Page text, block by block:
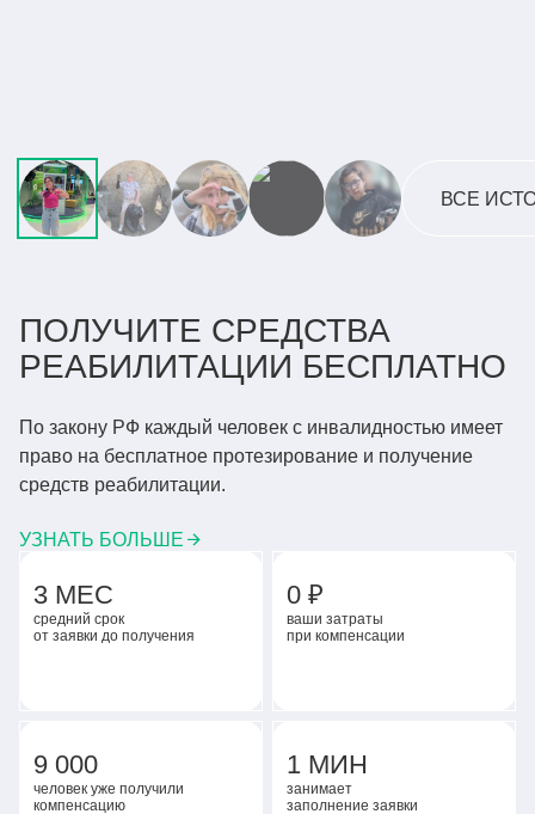
ВСЕ
ПОЛУЧИТЕ СРЕДСТВА
РЕАБИЛИТАЦИИ БЕСПЛАТНО
По закону РФ каждый человек с инвалидностью имеет
право на бесплатное протезирование и получение
средств реабилитации.
УЗНАТЬ БОЛЬШЕ
3 МЕС
средний срок
от заявки до получения
0 ₽
ваши затраты
при компенсации
9 000
человек уже получили
компенсацию
1 МИН
занимает
заполнение заявки